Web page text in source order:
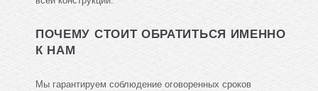
ПОЧЕМУ СТОИТ ОБРАТИТЬСЯ ИМЕННО
К НАМ
Мы гарантируем соблюдение оговоренных сроков